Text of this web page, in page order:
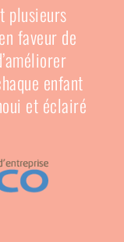
plusieurs
faveur de
enfant
et éclairé